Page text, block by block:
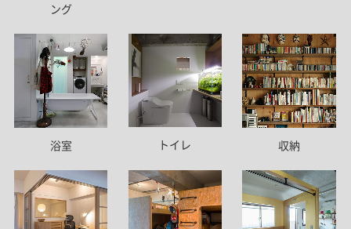
ング
浴室 トイレ 収納